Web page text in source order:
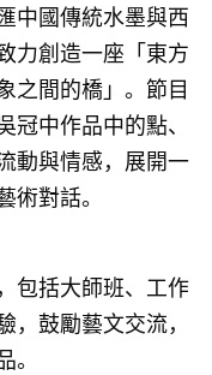
中國傳統水墨與西
力創造一座「東方
之間的橋」。節目
中作品中的點、
動與情感，展開一
術對話。
包括大師班、工作
鼓勵藝文交流，